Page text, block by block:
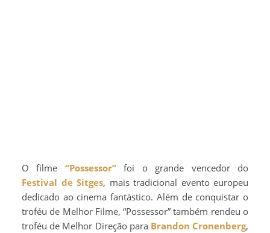
O filme “Possessor”foi o grande vencedor do
Festival de Sitges, mais tradicional evento europeu
dedicado ao cinema fantástico. Além de conquistar o
troféu de Melhor Filme, “Possessor” também rendeu o
troféu de Melhor Direção para Brandon Cronenberg,